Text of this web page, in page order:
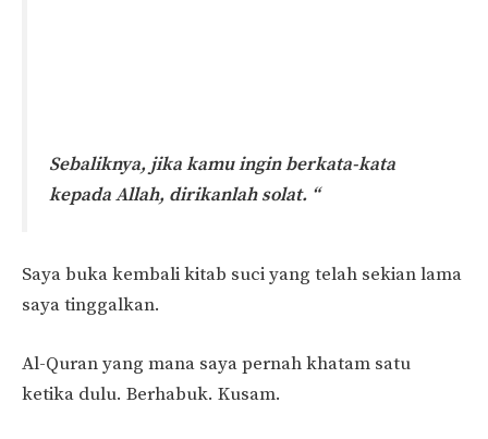
Sebaliknya, jika kamu ingin berkata-kata
kepada Allah, dirikanlah solat. “
Saya buka kembali kitab suci yang telah sekian lama
saya tinggalkan.
Al-Quran yang mana saya pernah khatam satu
ketika dulu. Berhabuk. Kusam.